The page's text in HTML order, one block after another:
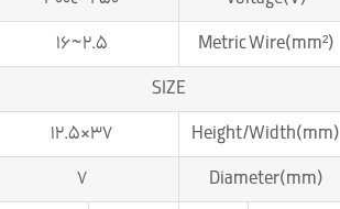
Metric Wire(mm²)
2.5~16
SIZE
Height/Width(mm)
37×12.5
Diameter(mm)
7